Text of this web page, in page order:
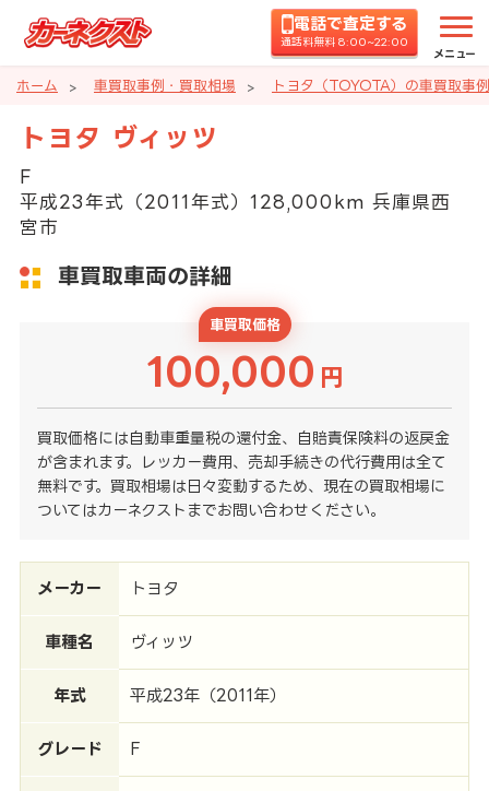
電話で査定する
通話料無料 8:00~22:00
メニュー
ホーム 車買取事例・買取相場 トヨタ（TOYOTA）の車買取事
トヨタ ヴィッツ
F
平成23年式（2011年式）128,000km 兵庫県西
宮市
車買取車両の詳細
車買取価格
100,000 円
買取価格には自動車重量税の還付金、自賠責保険料の返戻金
が含まれます。レッカー費用、売却手続きの代行費用は全て
無料です。買取相場は日々変動するため、現在の買取相場に
ついてはカーネクストまでお問い合わせください。
メーカー トヨタ
車種名 ヴィッツ
年式 平成23年（2011年）
グレード F